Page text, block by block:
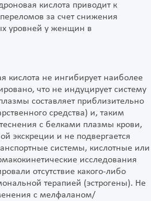
кислота приводит к
за счет снижения
уровней у женщин в
кислота не ингибирует наиболее
что не индуцирует систему
составляет приблизительно
средства) и, таким
с белками плазмы крови,
экскреции и не подвергается
системы, кислотные или
исследования
отсутствие какого-либо
терапией (эстрогены). Не
с мелфаланом/